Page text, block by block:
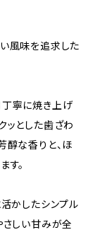
風味を追求した
寧に焼き上げ
ッとした歯ざわ
醇な香りと、ほ
す。
かしたシンプル
さしい甘みが全